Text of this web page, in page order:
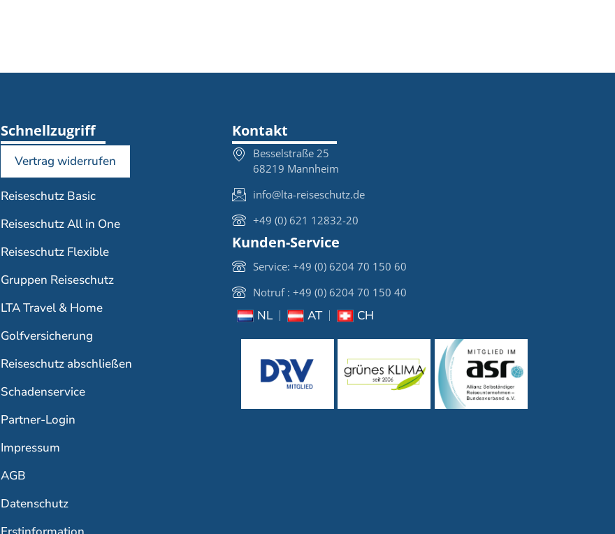
Schnellzugriff
Vertrag widerrufen
Reiseschutz Basic
Reiseschutz All in One
Reiseschutz Flexible
Gruppen Reiseschutz
LTA Travel & Home
Golfversicherung
Reiseschutz abschließen
Schadenservice
Partner-Login
Impressum
AGB
Datenschutz
Kontakt
Besselstraße 25
68219 Mannheim
info@lta-reiseschutz.de
+49 (0) 621 12832-20
Kunden-Service
Service: +49 (0) 6204 70 150 60
Notruf : +49 (0) 6204 70 150 40
NL AT CH